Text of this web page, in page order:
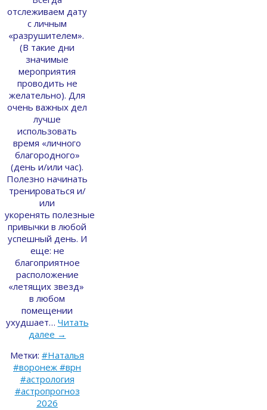
отслеживаем дату
с личным
«разрушителем».
(В такие дни
значимые
мероприятия
проводить не
желательно). Для
очень важных дел
лучше
использовать
время «личного
благородного»
(день и/или час).
Полезно начинать
тренироваться и/
или
укоренять полезные
привычки в любой
успешный день. И
еще: не
благоприятное
расположение
«летящих звезд»
в любом
помещении
ухудшает… Читать
далее →
Метки: #Наталья
#воронеж #врн
#астрология
#астропрогноз
2026